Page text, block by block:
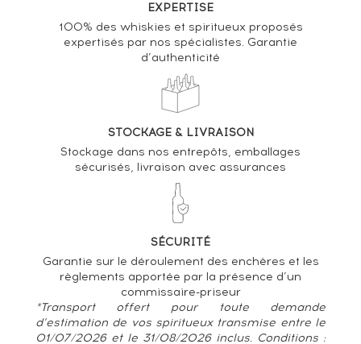
EXPERTISE
100% des whiskies et spiritueux proposés
expertisés par nos spécialistes. Garantie
d’authenticité
STOCKAGE & LIVRAISON
Stockage dans nos entrepôts, emballages
sécurisés, livraison avec assurances
SÉCURITÉ
Garantie sur le déroulement des enchères et les
règlements apportée par la présence d’un
commissaire-priseur
*Transport offert pour toute demande
d’estimation de vos spiritueux transmise entre le
01/07/2026 et le 31/08/2026 inclus. Conditions :